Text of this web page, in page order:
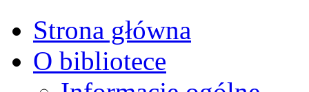
Strona główna
O bibliotece